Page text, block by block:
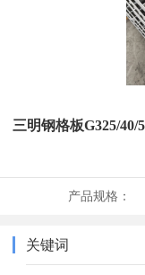
三明钢格板G325/40/
产品规格：
关键词